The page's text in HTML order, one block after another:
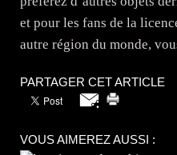
et pour les fans de la
autre région du monde,
PARTAGER CET ARTICLE
VOUS AIMEREZ AUSSI :